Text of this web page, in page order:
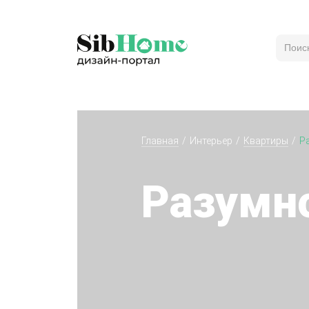
Главная Интерьер Квартиры